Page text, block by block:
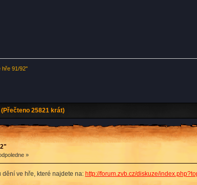
hře 91/92"
25821 krát)
»
ve hře, které najdete na: http://forum.zvb.cz/diskuze/